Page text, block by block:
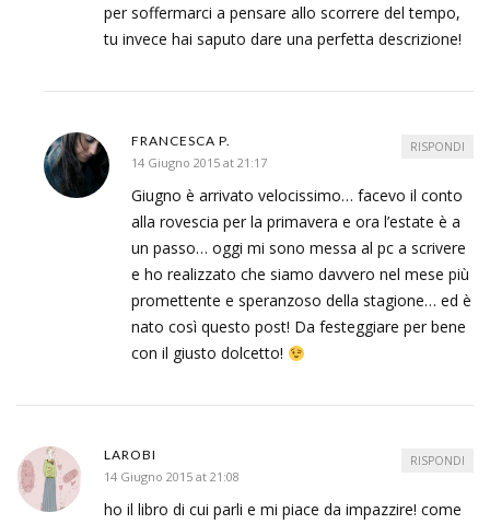
per soffermarci a pensare allo scorrere del tempo,
tu invece hai saputo dare una perfetta descrizione!
FRANCESCA P.
14 Giugno 2015 at 21:17
Giugno è arrivato velocissimo… facevo il conto
alla rovescia per la primavera e ora l’estate è a
un passo… oggi mi sono messa al pc a scrivere
e ho realizzato che siamo davvero nel mese più
promettente e speranzoso della stagione… ed è
nato così questo post! Da festeggiare per bene
con il giusto dolcetto!
RISPONDI
LAROBI
14 Giugno 2015 at 21:08
ho il libro di cui parli e mi piace da impazzire! come
RISPONDI